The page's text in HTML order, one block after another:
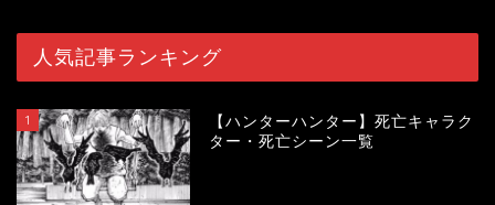
人気記事ランキング
1
【ハンターハンター】死亡キャラク
ター・死亡シーン一覧